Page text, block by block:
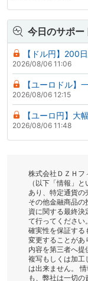
今日のサポー
【ドル円】200
2026/08/06 11:06
【ユーロドル】
2026/08/06 12:15
【ユーロ円】大
2026/08/06 11:48
株式会社ＤＺＨフ
（以下「情報」
あり、特定通貨の
その他金融商品
資に関する最終
て行ってください
確実性を保証する
変更することがあ
内容を第三者へ提
複写もしくは加工
は出来ません。
も、弊社は一切の